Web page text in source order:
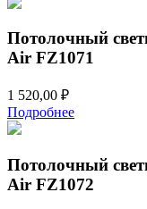
Потолочный
Air FZ1071
1 520,00 ₽
Подробнее
Потолочный
Air FZ1072